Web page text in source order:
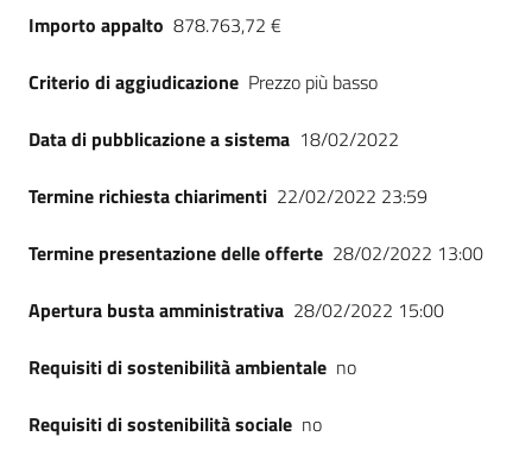
Importo appalto 878.763,72 €
Criterio di aggiudicazione Prezzo più basso
Data di pubblicazione a sistema 18/02/2022
Termine richiesta chiarimenti 22/02/2022 23:59
Termine presentazione delle offerte 28/02/2022 13:00
Apertura busta amministrativa 28/02/2022 15:00
Requisiti di sostenibilità ambientale no
Requisiti di sostenibilità sociale no